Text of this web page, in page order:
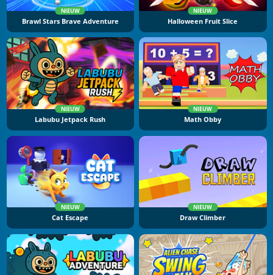
NIEUW
Brawl Stars Brave Adventure
NIEUW
Halloween Fruit Slice
NIEUW
Labubu Jetpack Rush
NIEUW
Math Obby
NIEUW
Cat Escape
NIEUW
Draw Climber